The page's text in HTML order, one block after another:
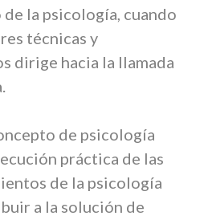
la psicología, cuando
técnicas y
dirige hacia la llamada
de psicología
práctica de las
de la psicología
a la solución de